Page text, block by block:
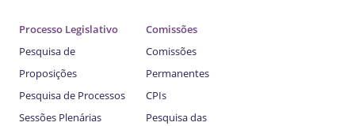
Processo Legislativo
Pesquisa de
Proposições
Pesquisa de Processos
Sessões Plenárias
Comissões
Comissões
Permanentes
CPIs
Pesquisa das